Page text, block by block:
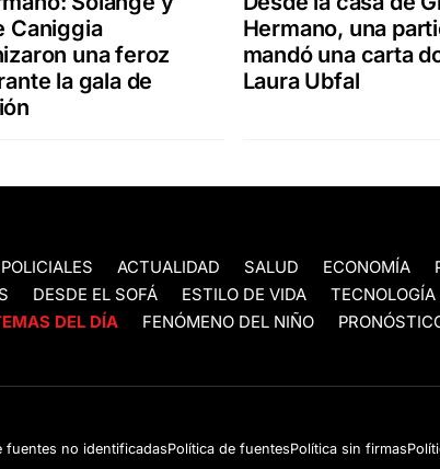
Caniggia
una feroz
la gala de
Hermano, una
mandó una carta
Laura Ubfal
POLICIALES ACTUALIDAD SALUD ECONOMÍA
DESDE EL SOFÁ ESTILO DE VIDA TECNOLOGÍA
DEL DÍA FENÓMENO DEL NIÑO
fuentes no identificadasPolítica de fuentesPolítica sin firmas